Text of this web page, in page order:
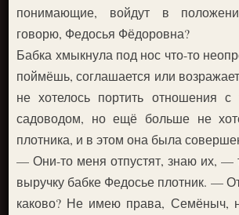
понимающие, войдут в
говорю, Федосья Фёдоровна?
Бабка хмыкнула под нос что-то
поймёшь, соглашается или
не хотелось портить отношения
садоводом, но ещё больше не
плотника, и в этом она была
— Они-то меня отпустят, знаю их, —
выручку бабке Федосье плотник. —
каково? Не имею права, Семёныч,